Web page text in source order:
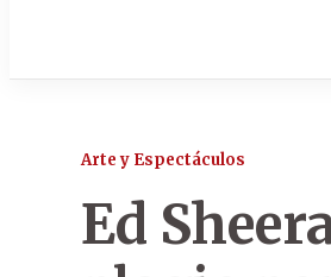
Arte y Espectáculos
Ed